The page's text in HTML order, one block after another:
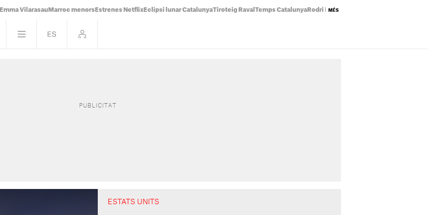
Emma Vilarasau Marroc menors Estrenes Netflix Eclipsi lunar CatalunyaTiroteig Raval Temps Catalunya Rodri Barça
MÉS
ESTATS UNITS